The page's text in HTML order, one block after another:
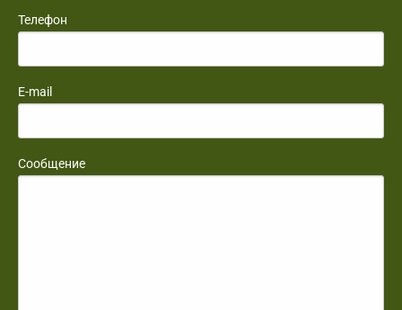
Телефон
E-mail
Сообщение